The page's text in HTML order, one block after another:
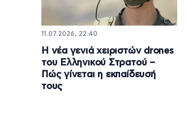
11.07.2026, 22:40
Η νέα γενιά χειριστών drones
του Ελληνικού Στρατού –
Πώς γίνεται η εκπαίδευσή
τους